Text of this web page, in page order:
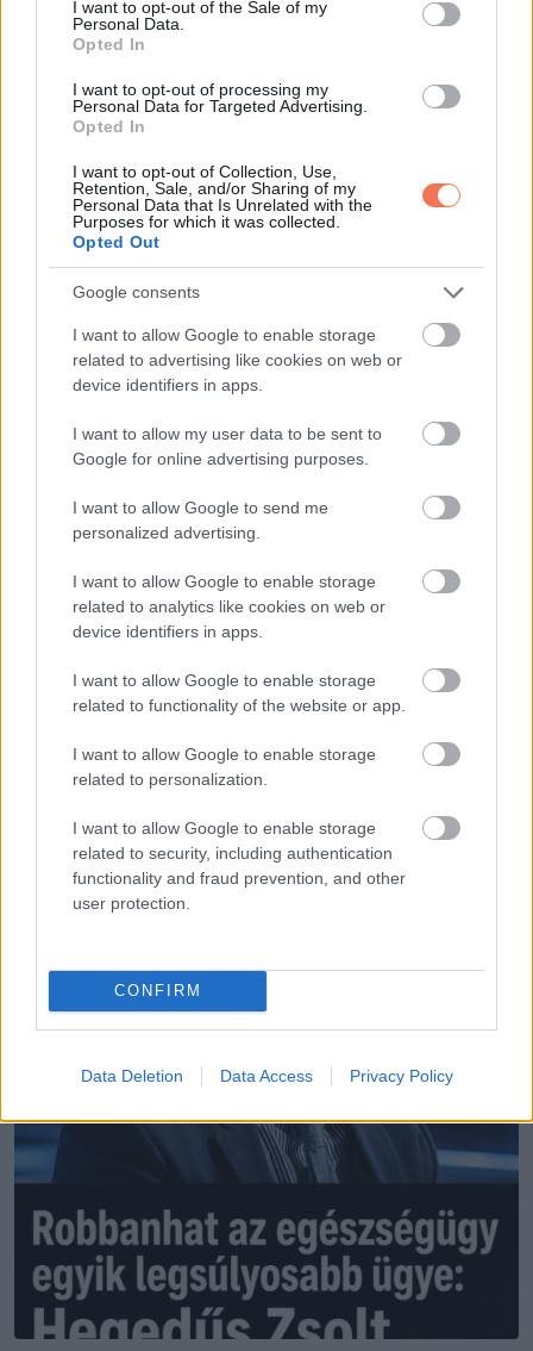
I want to opt-out of the Sale of my
Personal Data.
Opted In
I want to opt-out of processing my
Personal Data for Targeted Advertising.
Opted In
I want to opt-out of Collection, Use,
Retention, Sale, and/or Sharing of my
Personal Data that Is Unrelated with the
Purposes for which it was collected.
Opted Out
Google consents
I want to allow Google to enable storage
related to advertising like cookies on web or
device identifiers in apps.
I want to allow my user data to be sent to
Google for online advertising purposes.
I want to allow Google to send me
personalized advertising.
I want to allow Google to enable storage
related to analytics like cookies on web or
device identifiers in apps.
I want to allow Google to enable storage
related to functionality of the website or app.
I want to allow Google to enable storage
related to personalization.
I want to allow Google to enable storage
related to security, including authentication
functionality and fraud prevention, and other
user protection.
CONFIRM
Data Deletion Data Access Privacy Policy
ruhák nyújtotta kényelmet.
Oszd meg ezt a posztot:
WhatsappRedditShare
ELŐZŐ POSZT
Tragikus hirtelenséggel elhunyt Kovács
Dániel – Egy szakember, aki maradandót
Óriási baleset az autópályán!
Mentőhelikopter a helyszínen !Közel 5 km-
es a torlódás…..,1 óra az átjutási idő.
További bejegyzések